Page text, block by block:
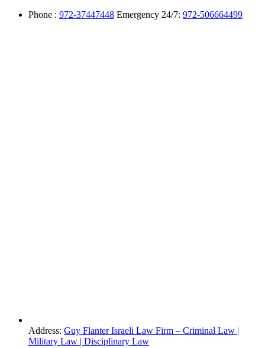
Phone : 972-37447448 Emergency 24/7: 972-506664499
Address: Guy Flanter Israeli Law Firm – Criminal Law |
Military Law | Disciplinary Law